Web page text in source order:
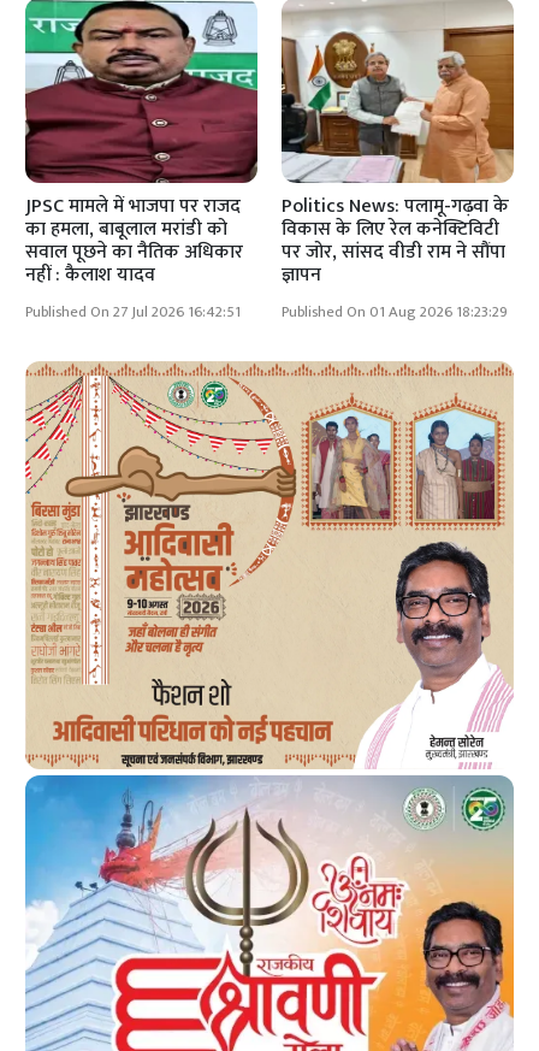
JPSC मामले में भाजपा पर राजद
का हमला, बाबूलाल मरांडी को
सवाल पूछने का नैतिक अधिकार
नहीं : कैलाश यादव
Published On 27 Jul 2026 16:42:51
Politics News: पलामू-गढ़वा के
विकास के लिए रेल कनेक्टिविटी
पर जोर, सांसद वीडी राम ने सौंपा
ज्ञापन
Published On 01 Aug 2026 18:23:29